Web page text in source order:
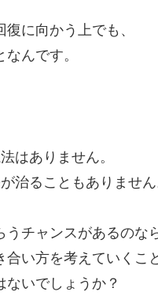
に向かう上でも、
んです。
はありません。
治ることもありません
チャンスがあるのなら
い方を考えていくこ
ないでしょうか？